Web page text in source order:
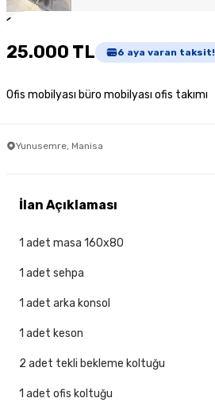
1
25.000 TL 6 aya varan taksit!
Ofis mobilyası büro mobilyası ofis takımı
Yunusemre, Manisa
İlan Açıklaması
1 adet masa 160x80
1 adet sehpa
1 adet arka konsol
1 adet keson
2 adet tekli bekleme koltuğu
1 adet ofis koltuğu